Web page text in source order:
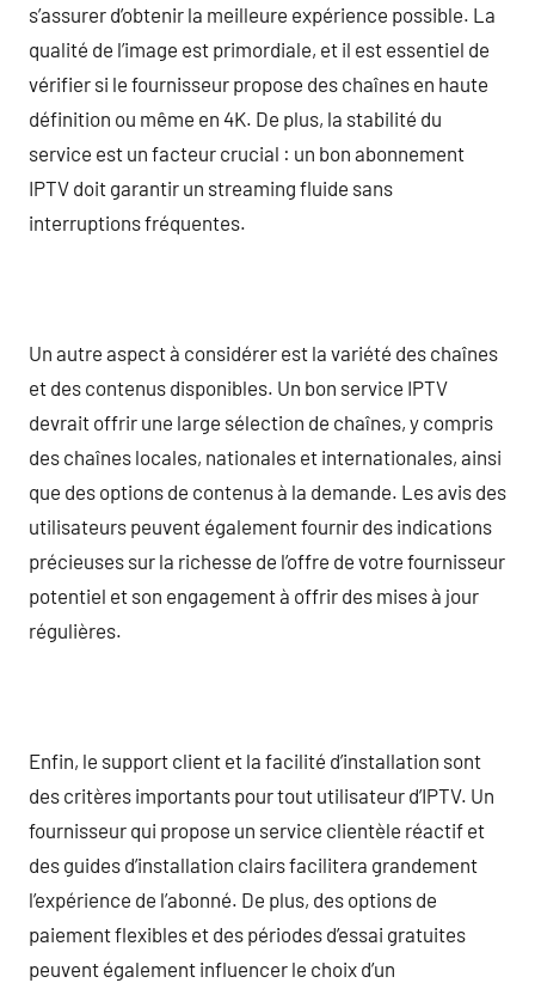
s’assurer d’obtenir la meilleure expérience possible. La
qualité de l’image est primordiale, et il est essentiel de
vérifier si le fournisseur propose des chaînes en haute
définition ou même en 4K. De plus, la stabilité du
service est un facteur crucial : un bon abonnement
IPTV doit garantir un streaming fluide sans
interruptions fréquentes.
Un autre aspect à considérer est la variété des chaînes
et des contenus disponibles. Un bon service IPTV
devrait offrir une large sélection de chaînes, y compris
des chaînes locales, nationales et internationales, ainsi
que des options de contenus à la demande. Les avis des
utilisateurs peuvent également fournir des indications
précieuses sur la richesse de l’offre de votre fournisseur
potentiel et son engagement à offrir des mises à jour
régulières.
Enfin, le support client et la facilité d’installation sont
des critères importants pour tout utilisateur d’IPTV. Un
fournisseur qui propose un service clientèle réactif et
des guides d’installation clairs facilitera grandement
l’expérience de l’abonné. De plus, des options de
paiement flexibles et des périodes d’essai gratuites
peuvent également influencer le choix d’un